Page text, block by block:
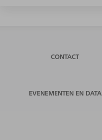
CONTACT
EVENEMENTEN EN DATA